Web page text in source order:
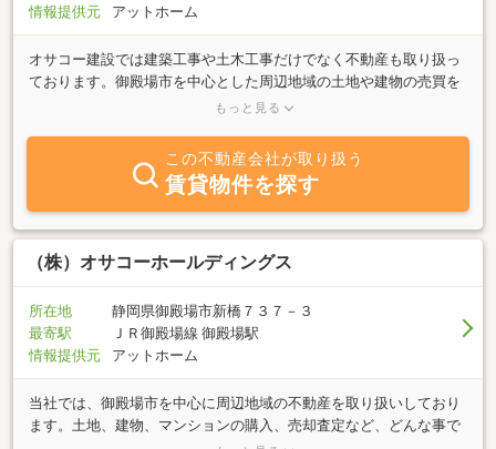
情報提供元
アットホーム
オサコー建設では建築工事や土木工事だけでなく不動産も取り扱っ
ております。御殿場市を中心とした周辺地域の土地や建物の売買を
お考えの方に、住宅用の物件だけではなく事業用の物件のご案内も
もっと見る
この不動産会社が取り扱う
賃貸物件を探す
（株）オサコーホールディングス
所在地
静岡県御殿場市新橋７３７－３
最寄駅
ＪＲ御殿場線 御殿場駅
情報提供元
アットホーム
当社では、御殿場市を中心に周辺地域の不動産を取り扱いしており
ます。土地、建物、マンションの購入、売却査定など、どんな事で